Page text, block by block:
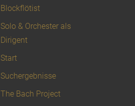
Blockflötist
Solo & Orchester als
Dirigent
Start
Suchergebnisse
The Bach Project